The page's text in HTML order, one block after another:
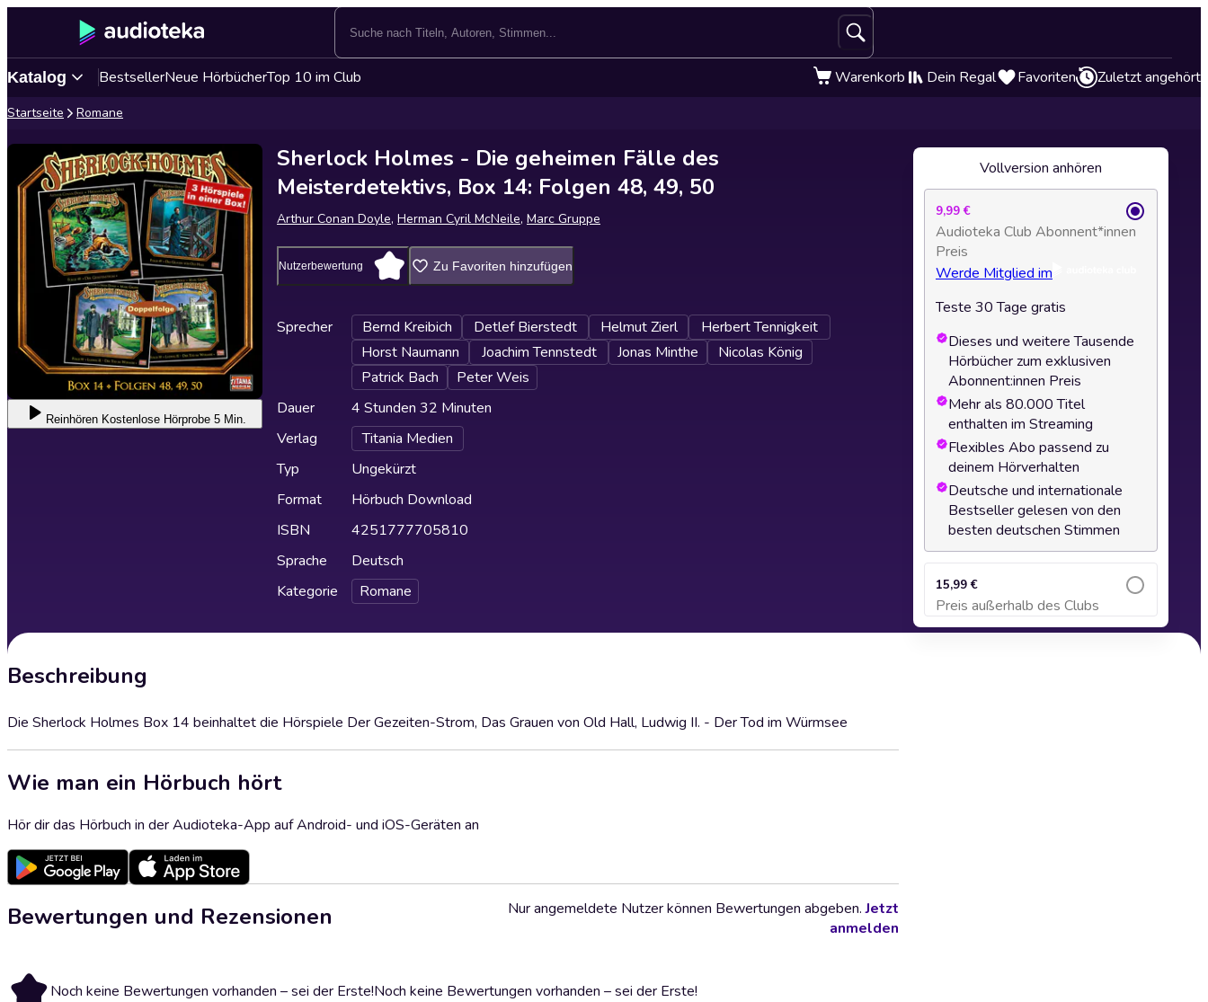
Katalog BestsellerNeue HörbücherTop 10 im Club Warenkorb Dein Regal Favoriten Zuletzt angehört
Startseite Romane
Reinhören Kostenlose Hörprobe 5 Min.
Sherlock Holmes - Die geheimen Fälle des
Meisterdetektivs, Box 14: Folgen 48, 49, 50
Arthur Conan Doyle, Herman Cyril McNeile, Marc Gruppe
Nutzerbewertung Zu Favoriten hinzufügen
Sprecher Bernd Kreibich Detlef Bierstedt Helmut Zierl
Herbert Tennigkeit
Horst Naumann
Joachim Tennstedt Jonas Minthe
Nicolas König
Patrick Bach
Peter Weis
Dauer
4 Stunden 32 Minuten
Verlag
Titania Medien
Typ
Ungekürzt
Format
Hörbuch Download
ISBN
4251777705810
Sprache
Deutsch
Kategorie
Romane
Beschreibung
Die Sherlock Holmes Box 14 beinhaltet die Hörspiele Der Gezeiten-Strom, Das Grauen von Old Hall, Ludwig II. - Der Tod im Würmsee
Wie man ein Hörbuch hört
Hör dir das Hörbuch in der Audioteka-App auf Android- und iOS-Geräten an
Bewertungen und Rezensionen
Noch keine Bewertungen vorhanden – sei der Erste!Noch keine Bewertungen vorhanden – sei der Erste!
Nur angemeldete Nutzer können Bewertungen abgeben.Jetzt
anmelden
Vollversion anhören
9,99 €
Audioteka Club Abonnent*innen
Preis
Werde Mitglied im
Teste 30 Tage gratis
Dieses und weitere Tausende
Hörbücher zum exklusiven
Abonnent:innen Preis
Mehr als 80.000 Titel
enthalten im Streaming
Flexibles Abo passend zu
deinem Hörverhalten
Deutsche und internationale
Bestseller gelesen von den
besten deutschen Stimmen
15,99 €
Preis außerhalb des Clubs
Zum Warenkorb hinzufügen